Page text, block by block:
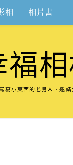
相 相片書
福
小東西的老男人，邀